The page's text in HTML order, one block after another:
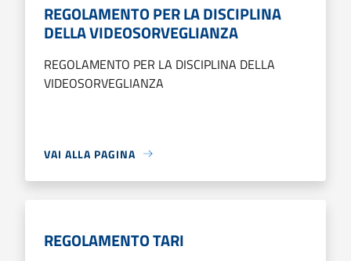
REGOLAMENTO PER LA DISCIPLINA
DELLA VIDEOSORVEGLIANZA
REGOLAMENTO PER LA DISCIPLINA DELLA
VIDEOSORVEGLIANZA
VAI ALLA PAGINA
REGOLAMENTO TARI